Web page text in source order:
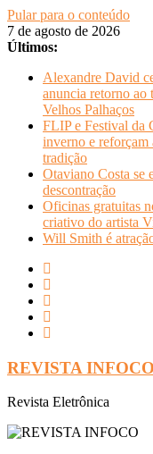
Pular para o conteúdo
7 de agosto de 2026
Últimos:
Alexandre David
anuncia retorno ao
Velhos Palhaços
FLIP e Festival da
inverno e reforçam
tradição
Otaviano Costa se
descontração
Oficinas gratuitas
criativo do artista
Will Smith é
REVISTA INFOCO
Revista Eletrônica